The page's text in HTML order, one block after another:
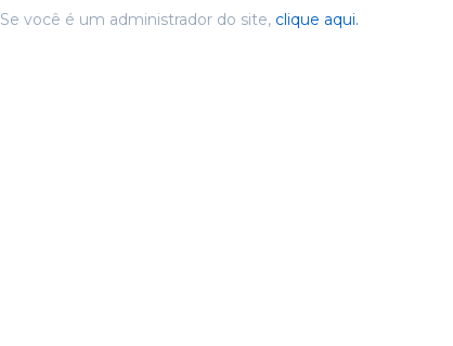
Se você é um administrador do site, clique aqui.